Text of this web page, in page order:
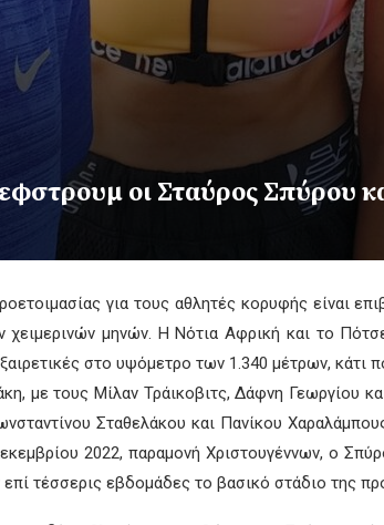
οι Σταύρος Σπύρου
για τους αθλητές κορυφής είναι
χειμερινών μηνών. Η Νότια Αφρική και το
στο υψόμετρο των 1.340 μέτρων,
με τους Μίλαν Τράικοβιτς, Δάφνη
Σταθελάκου και Πανίκου
2022, παραμονή Χριστουγέννων, ο
τέσσερις εβδομάδες το βασικό στάδιο της